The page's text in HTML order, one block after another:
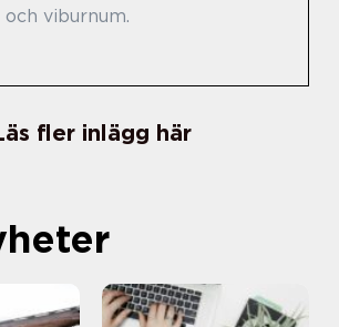
viburnum.
fler inlägg här